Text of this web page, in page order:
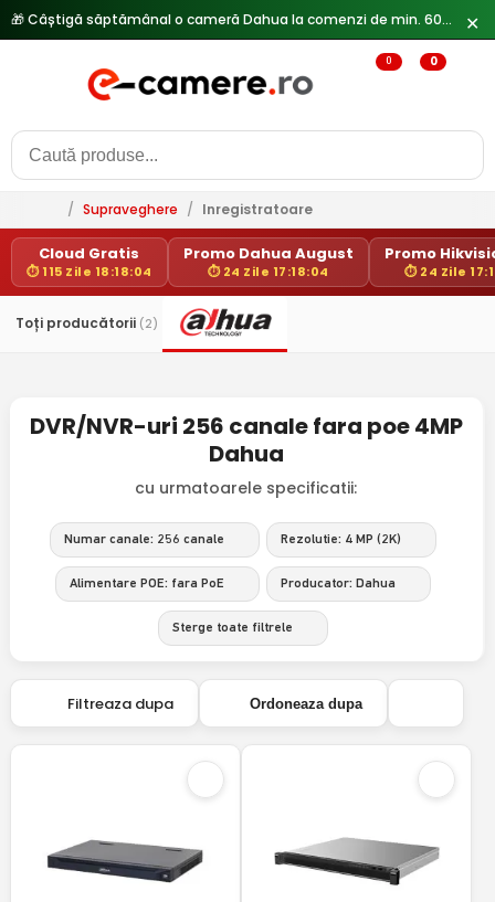
🎁 Câștigă săptămânal o cameră Dahua la comenzi de min. 600 lei — ✕
0 0
/ Supraveghere / Inregistratoare
Cloud Gratis
⏱ 115 Zile 18:18:04
Promo Dahua August
⏱ 24 Zile 17:18:04
Promo
⏱ 24 Zile
Toți producătorii (2)
DVR/NVR-uri 256 canale fara poe 4MP
Dahua
cu urmatoarele specificatii:
Numar canale: 256 canale Rezolutie: 4 MP (2K)
Alimentare POE: fara PoE Producator: Dahua
Sterge toate filtrele
Filtreaza dupa Ordoneaza dupa